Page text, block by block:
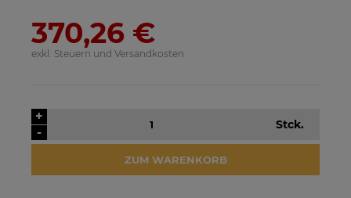
VERFÜGBARKEIT DER
370,26 €
exkl. Steuern und Versandkosten
-
+
Stck.
ZUM WARENKORB